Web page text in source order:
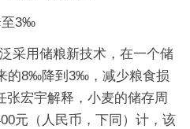
3‰
用储粮新技术，在一个储
的8‰降到3‰，减少粮食损
张宏宇解释，小麦的储存周
元（人民币，下同）计，该